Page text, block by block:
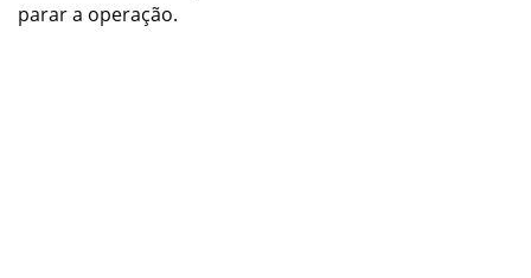
parar a operação.